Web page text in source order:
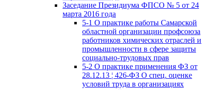
Заседание Президиума ФПСО № 5 от 24
марта 2016 года
5-1 О практике работы Самарской
областной организации профсоюза
работников химических отраслей и
промышленности в сфере защиты
социально-трудовых прав
5-2 О практике применения ФЗ от
28.12.13 ¦ 426-ФЗ О спец. оценке
условий труда в организациях